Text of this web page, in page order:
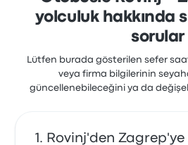
yolculuk hakkında
sorular
Lütfen burada gösterilen sefer
veya firma bilgilerinin
güncellenebileceğini ya da
Rovinj'den